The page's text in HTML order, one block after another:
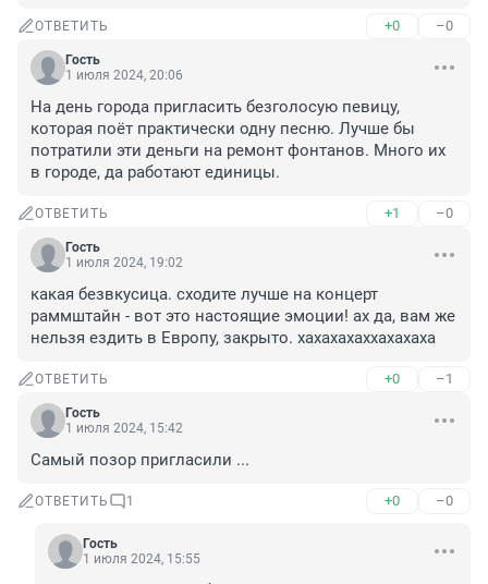
ОТВЕТИТЬ +0 –0
Гость
1 июля 2024, 20:06
На день города пригласить безголосую певицу,
которая поёт практически одну песню. Лучше бы
потратили эти деньги на ремонт фонтанов. Много их
в городе, да работают единицы.
ОТВЕТИТЬ +1 –0
Гость
1 июля 2024, 19:02
какая безвкусица. сходите лучше на концерт
раммштайн - вот это настоящие эмоции! ах да, вам же
нельзя ездить в Европу, закрыто. хахахахаххахахаха
ОТВЕТИТЬ +0 –1
Гость
1 июля 2024, 15:42
Самый позор пригласили ...
ОТВЕТИТЬ 1 +0 –0
Гость
1 июля 2024, 15:55